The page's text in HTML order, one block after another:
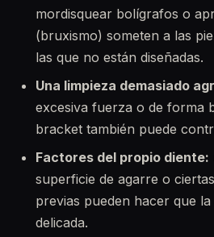
mordisquear bolígrafos o
(bruxismo) someten a las
las que no están diseñadas.
Una limpieza demasiado
excesiva fuerza o de forma
bracket también puede
Factores del propio diente:
superficie de agarre o
previas pueden hacer que la
delicada.